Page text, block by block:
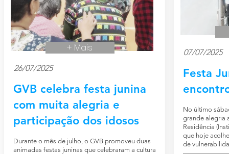
+ Mais
26/07/2025
GVB celebra festa junina
com muita alegria e
participação dos idosos
Durante o mês de julho, o GVB promoveu duas
animadas festas juninas que celebraram a cultura
07/07/2025
Festa
No último
grande alegria
Residência
que hoje
de